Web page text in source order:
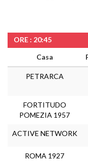
ORE : 20:45
Casa
PETRARCA
FORTITUDO
POMEZIA 1957
ACTIVE NETWORK
ROMA 1927